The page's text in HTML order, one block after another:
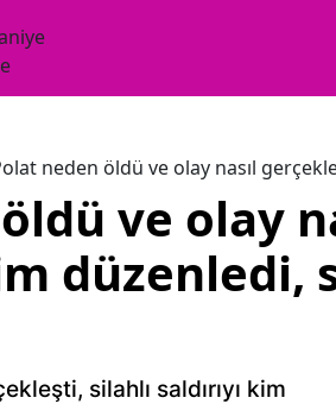
neden öldü ve olay nasıl
ve olay
düzenledi,
silahlı saldırıyı kim